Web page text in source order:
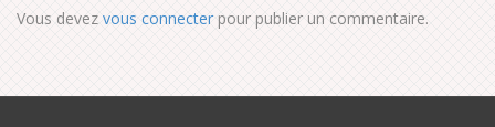
Vous devez vous connecterpour publier un commentaire.